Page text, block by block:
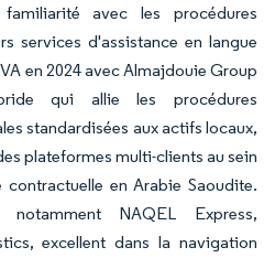
avec les procédures
services d'assistance en langue
en 2024 avec Almajdouie Group
qui allie les procédures
standardisées aux actifs locaux,
plateformes multi-clients au sein
en Arabie Saoudite.
NAQEL Express,
excellent dans la navigation